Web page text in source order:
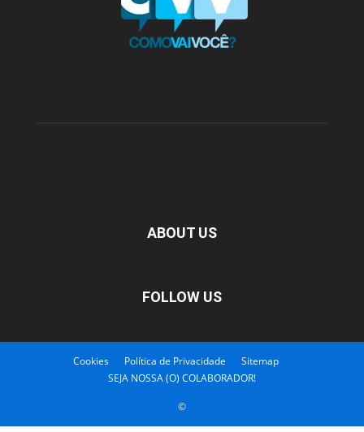
ABOUT US
FOLLOW US
Cookies Política de Privacidade
Sitemap
SEJA NOSSA (O) COLABORADOR!
©